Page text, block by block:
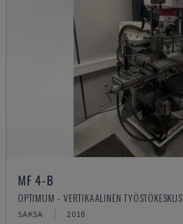
MF 4-B
OPTIMUM - VERTIKAALINEN TYÖSTÖKESKUS
SAKSA 2018